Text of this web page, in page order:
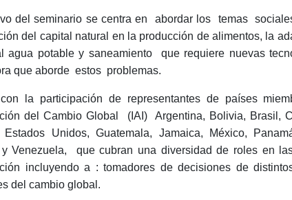
del seminario se centra en abordar los temas
del capital natural en la producción de alimentos, la
agua potable y saneamiento
que requiere nuevas
que aborde estos problemas.
la participación de representantes de países
del Cambio Global
(IAI)
Argentina, Bolivia, Brasil,
Estados Unidos, Guatemala, Jamaica, México,
Venezuela,
que cubran una diversidad de roles en
incluyendo a : tomadores de decisiones de
del cambio global.